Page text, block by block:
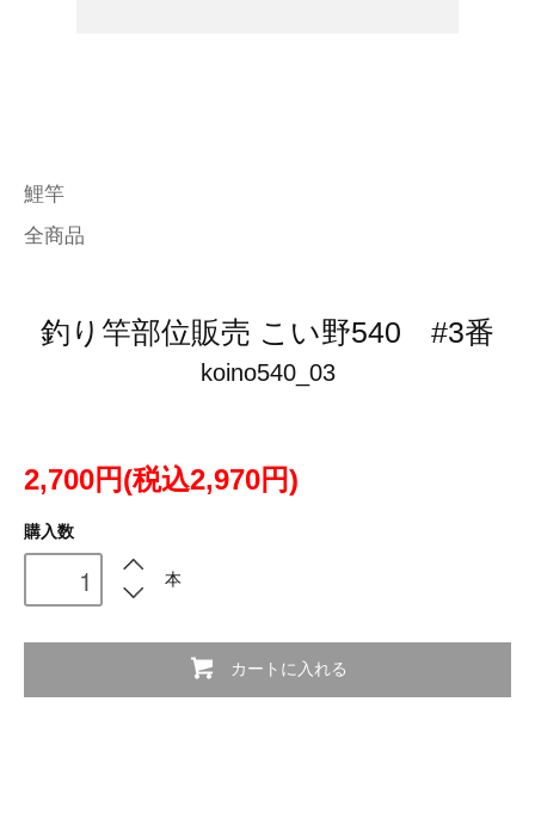
鯉竿
全商品
釣り竿部位販売 こい野540 #3番
koino540_03
2,700円(税込2,970円)
購入数
本
カートに入れる